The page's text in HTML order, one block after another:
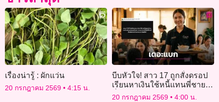
เรื่องน่ารู้ : ผักแว่น
20 กรกฎาคม 2569 4:15 น.
บีบหัวใจ! สาว 17 ถูกสั่งดรอป
เรียนหาเงินใช้หนี้แทนพี่ชาย
ลั่น “หนีไปตัดขาด” ผิดไหม?
20 กรกฎาคม 2569 4:00 น.